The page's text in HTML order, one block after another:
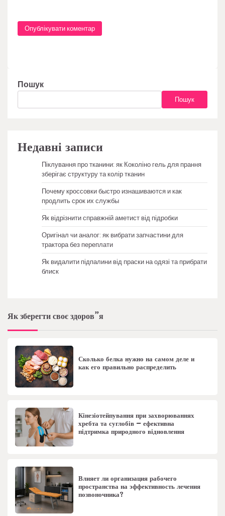
Пошук
Пошук
Недавні записи
Піклування про тканини: як Коколіно гель для прання
зберігає структуру та колір тканин
Почему кроссовки быстро изнашиваются и как
продлить срок их службы
Як відрізнити справжній аметист від підробки
Оригінал чи аналог: як вибрати запчастини для
трактора без переплати
Як видалити підпалини від праски на одязі та прибрати
блиск
Як зберегти своє здоров”я
Сколько белка нужно на самом деле и
как его правильно распределить
Кінезіотейпування при захворюваннях
хребта та суглобів – ефективна
підтримка природного відновлення
Влияет ли организация рабочего
пространства на эффективность лечения
позвоночника?